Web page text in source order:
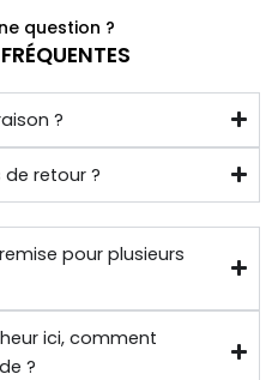
de
pouv
oir
porte
r des
ds
papill
acce
ssoir
nde
Merci
beau
à eux
encor
question ?
?
retour ?
pour plusieurs
ici, comment
?